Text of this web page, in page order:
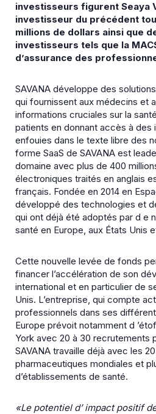
investisseurs figurent Seaya
investisseur du précédent
millions de dollars ainsi que
investisseurs tels que la
d’assurance des
SAVANA développe des
qui fournissent aux médecins et
informations cruciales sur la
patients en donnant accès à des
enfouies dans le texte libre des
forme SaaS de SAVANA est
domaine avec plus de 400
électroniques traités en anglais
français. Fondée en 2014 en
développé des technologies et
qui ont déjà été adoptés par d e
santé en Europe, aux États Unis
Cette nouvelle levée de fonds
financer l’accélération de son
international et en particulier de
Unis. L’entreprise, qui compte
professionnels dans ses
Europe prévoit notamment d
York avec 20 à 30 recrutements
SAVANA travaille déjà avec les
pharmaceutiques mondiales et
d’établissements de santé.
«Le potentiel d’ impact positif